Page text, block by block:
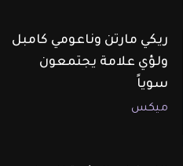
ريكي مارتن وناعومي كامبل
ولؤي علامة يجتمعون
سوياً
ميكس